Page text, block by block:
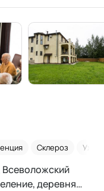
Склероз Уход
Всеволожский
деревня